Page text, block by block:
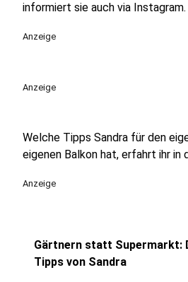
informiert sie auch via Instagram.
Anzeige
Anzeige
Welche Tipps Sandra für den
eigenen Balkon hat, erfahrt ihr in
Anzeige
Gärtnern statt Supermarkt:
Tipps von Sandra